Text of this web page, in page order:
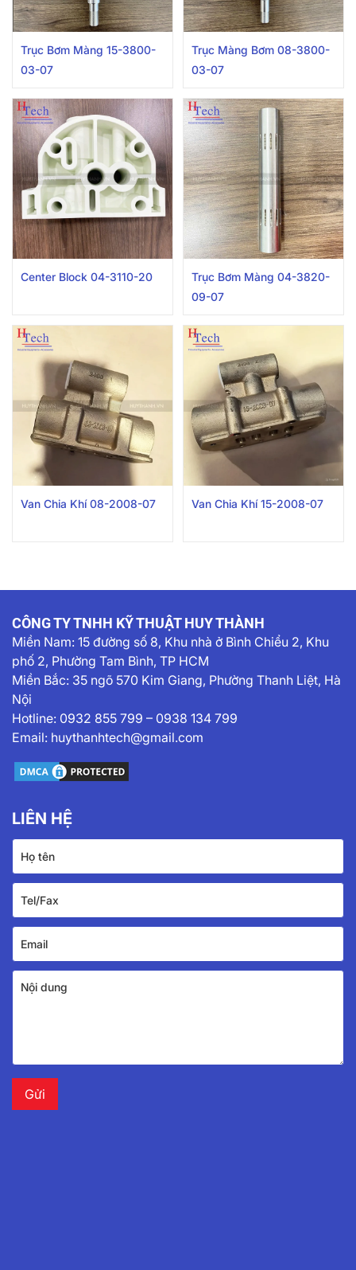
Trục Bơm Màng 15-3800-
03-07
Trục Màng Bơm 08-3800-
03-07
Center Block 04-3110-20
Trục Bơm Màng 04-3820-
09-07
Van Chia Khí 08-2008-07 Van Chia Khí 15-2008-07
CÔNG TY TNHH KỸ THUẬT HUY THÀNH
Miền Nam: 15 đường số 8, Khu nhà ở Bình Chiểu 2, Khu
phố 2, Phường Tam Bình, TP HCM
Miền Bắc: 35 ngõ 570 Kim Giang, Phường Thanh Liệt, Hà
Nội
Hotline: 0932 855 799 – 0938 134 799
Email: huythanhtech@gmail.com
LIÊN HỆ